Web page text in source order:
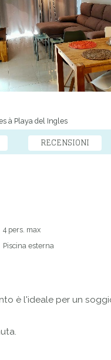
à Playa del Ingles
RECENSIONI
4 pers. max
Piscina esterna
è l'ideale per un